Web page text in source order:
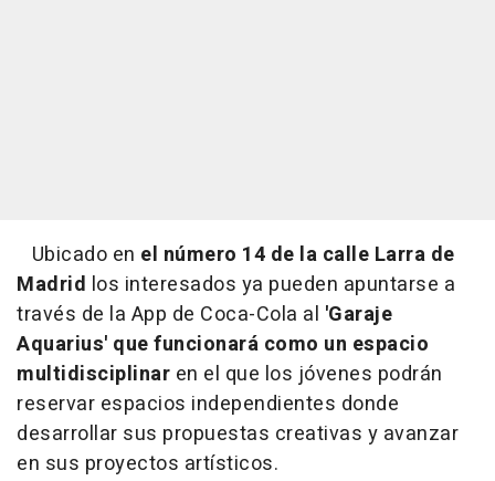
Ubicado en el número 14 de la calle Larra de
Madrid los interesados ya pueden apuntarse a
través de la App de Coca-Cola al 'Garaje
Aquarius' que funcionará como un espacio
multidisciplinar en el que los jóvenes podrán
reservar espacios independientes donde
desarrollar sus propuestas creativas y avanzar
en sus proyectos artísticos.